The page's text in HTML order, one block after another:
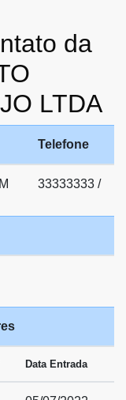
da
LTDA
Telefone
33333333 /
Data Entrada